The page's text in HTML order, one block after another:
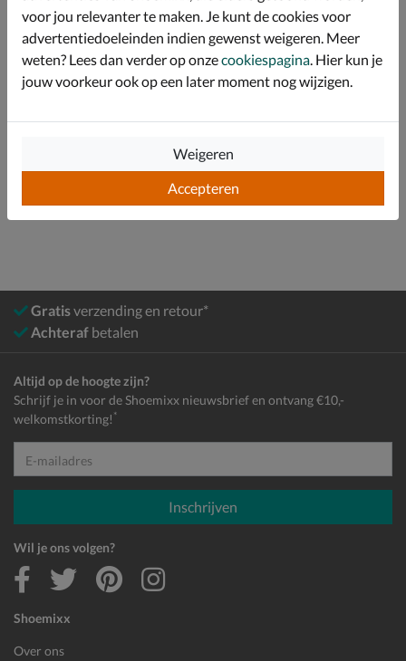
maakt voor de bredere voet.
Specificaties
Sneakers
Gratisverzending en retour*
Achteraf betalen
Shoemixx
Over ons
Altijd op de hoogte zijn?
Schrijf je in voor de Shoemixx nieuwsbrief en ontvang €10,-
welkomstkorting! *
E-mailadres
Inschrijven
Wil je ons volgen?
voor jou relevanter te maken. Je kunt de cookies voor
advertentiedoeleinden indien gewenst weigeren. Meer
weten? Lees dan verder op onzecookiespagina . Hier kun je
jouw voorkeur ook op een later moment nog wijzigen.
Accepteren
Weigeren